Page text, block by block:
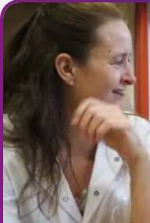
werd
geboren
uit
een
vraagstuk
dat
privé
speelde.